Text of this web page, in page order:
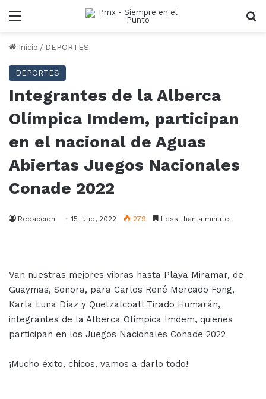
Menu
Inicio / DEPORTES
DEPORTES
Integrantes de la Alberca
Olímpica Imdem, participan
en el nacional de Aguas
Abiertas Juegos Nacionales
Conade 2022
Redaccion 15 julio, 2022 279 Less than a minute
Van nuestras mejores vibras hasta Playa Miramar, de
Guaymas, Sonora, para Carlos René Mercado Fong,
Karla Luna Díaz y Quetzalcoatl Tirado Humarán,
integrantes de la Alberca Olímpica Imdem, quienes
participan en los Juegos Nacionales Conade 2022
¡Mucho éxito, chicos, vamos a darlo todo!